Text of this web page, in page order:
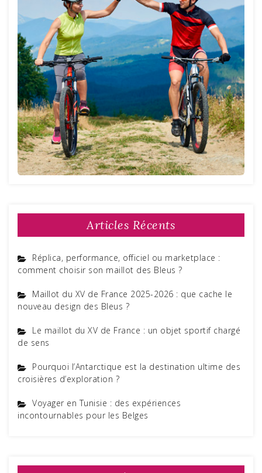
Articles Récents
Réplica, performance, officiel ou marketplace :
comment choisir son maillot des Bleus ?
Maillot du XV de France 2025-2026 : que cache le
nouveau design des Bleus ?
Le maillot du XV de France : un objet sportif chargé
de sens
Pourquoi l’Antarctique est la destination ultime des
croisières d’exploration ?
Voyager en Tunisie : des expériences
incontournables pour les Belges